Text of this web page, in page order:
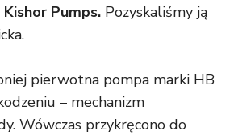
Pumps. Pozyskaliśmy ją
pierwotna pompa marki HB
– mechanizm
Wówczas przykręcono do